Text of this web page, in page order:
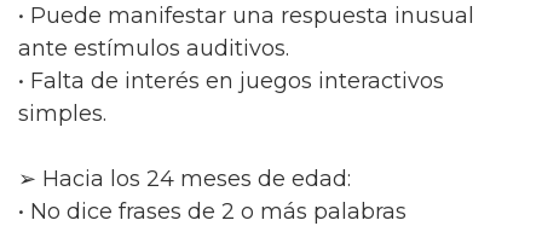
• Puede manifestar una respuesta inusual
ante estímulos auditivos.
• Falta de interés en juegos interactivos
simples.
➢ Hacia los 24 meses de edad:
• No dice frases de 2 o más palabras